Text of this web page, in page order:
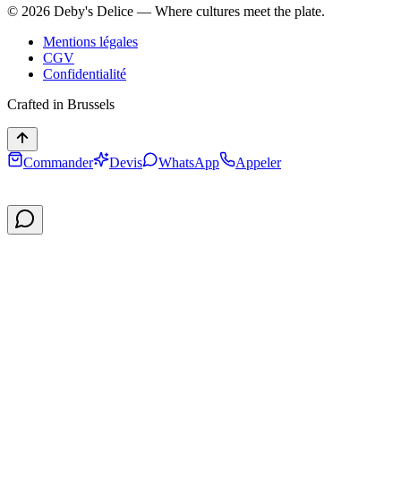
© 2026 Deby's Delice — Where cultures meet the plate.
Mentions légales
CGV
Confidentialité
Crafted in Brussels
Commander Devis WhatsApp Appeler